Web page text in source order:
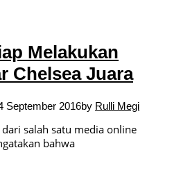
Melakukan
Chelsea Juara
September 2016by Rulli Megi
salah satu media online
bahwa